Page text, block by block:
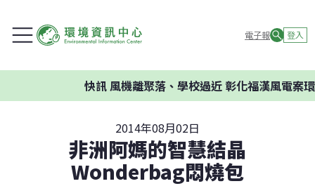
電子報 登入
快訊風機離聚落、學校過近 彰化福漢風電案環委
2014年08月02日
非洲阿媽的智慧結晶
Wonderbag悶燒包